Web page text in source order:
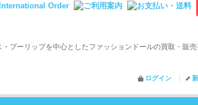
プーリップを中心としたファッションドールの買取・販
ログイン